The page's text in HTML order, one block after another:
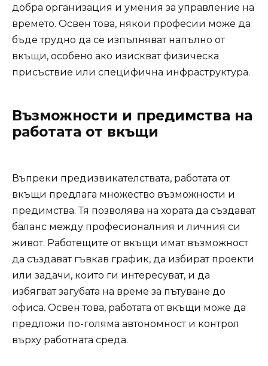
добра организация и умения за управление на
времето. Освен това, някои професии може да
бъде трудно да се изпълняват напълно от
вкъщи, особено ако изискват физическа
присъствие или специфична инфраструктура.
Възможности и предимства на
работата от вкъщи
Въпреки предизвикателствата, работата от
вкъщи предлага множество възможности и
предимства. Тя позволява на хората да създават
баланс между професионалния и личния си
живот. Работещите от вкъщи имат възможност
да създават гъвкав график, да избират проекти
или задачи, които ги интересуват, и да
избягват загубата на време за пътуване до
офиса. Освен това, работата от вкъщи може да
предложи по-голяма автономност и контрол
върху работната среда.